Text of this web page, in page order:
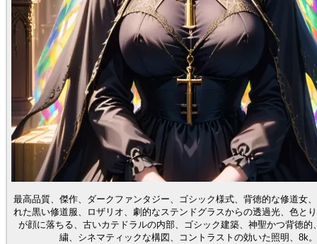
最高品質、傑作、ダークファンタジー、ゴシック様式、背徳的な修道女
れた黒い修道服、ロザリオ、劇的なステンドグラスからの透過光、色と
が顔に落ちる、古いカテドラルの内部、ゴシック建築、神聖かつ背徳的
繍、シネマティックな構図、コントラストの効いた照明、8k。